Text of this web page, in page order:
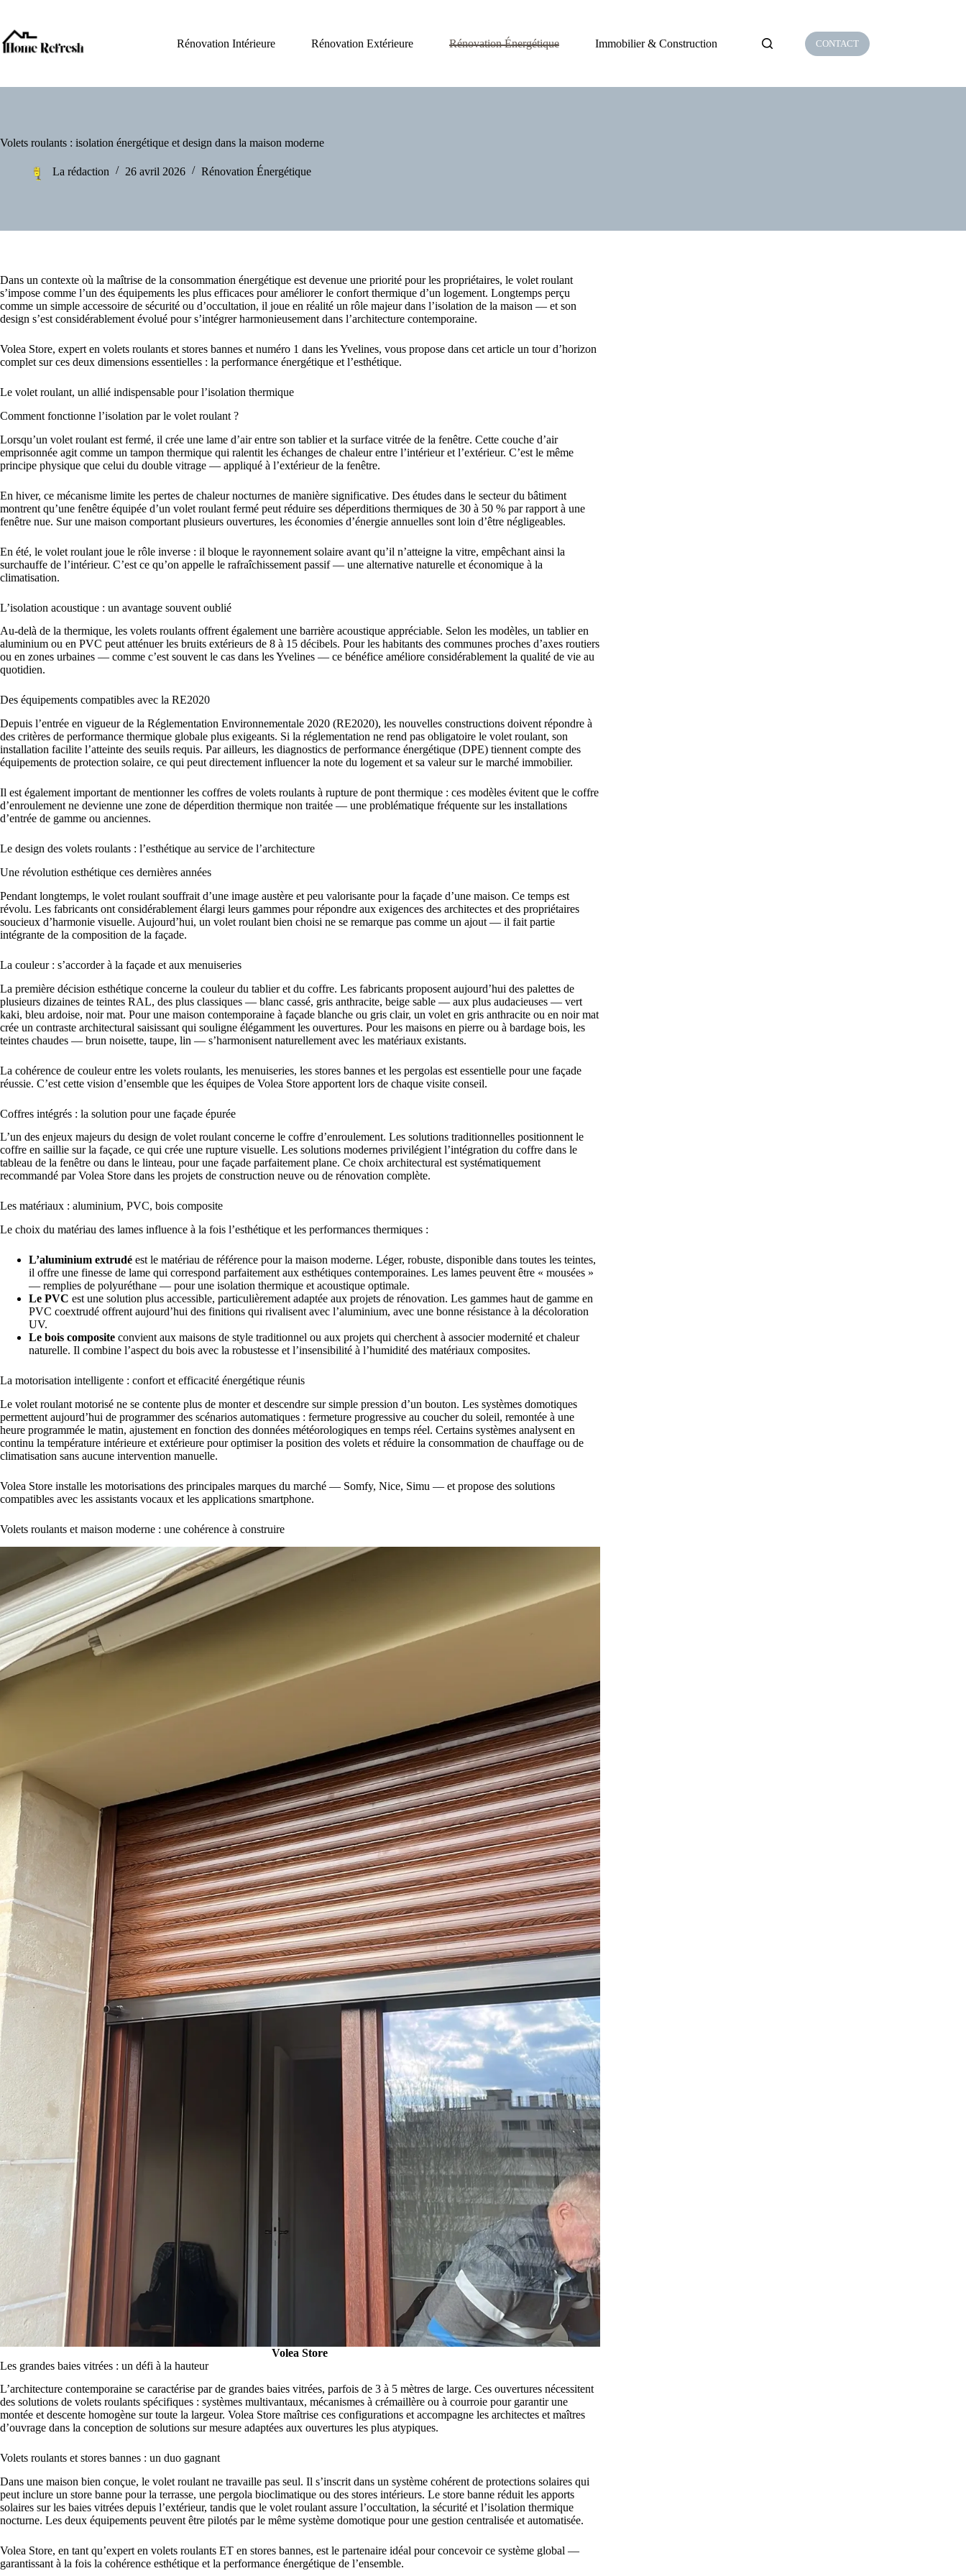
contenu
Rénovation Intérieure
Rénovation Extérieure Rénovation Énergétique Immobilier & Construction CONTACT
Volets roulants : isolation énergétique et design dans la maison moderne
La rédaction 26 avril 2026 Rénovation Énergétique
Dans un contexte où la maîtrise de la consommation énergétique est devenue une priorité pour les propriétaires, le volet roulant
s’impose comme l’un des équipements les plus efficaces pour améliorer le confort thermique d’un logement. Longtemps perçu
comme un simple accessoire de sécurité ou d’occultation, il joue en réalité un rôle majeur dans l’isolation de la maison — et son
design s’est considérablement évolué pour s’intégrer harmonieusement dans l’architecture contemporaine.
Volea Store, expert en volets roulants et stores bannes et numéro 1 dans les Yvelines, vous propose dans cet article un tour d’horizon
complet sur ces deux dimensions essentielles : la performance énergétique et l’esthétique.
Le volet roulant, un allié indispensable pour l’isolation thermique
Comment fonctionne l’isolation par le volet roulant ?
Lorsqu’un volet roulant est fermé, il crée une lame d’air entre son tablier et la surface vitrée de la fenêtre. Cette couche d’air
emprisonnée agit comme un tampon thermique qui ralentit les échanges de chaleur entre l’intérieur et l’extérieur. C’est le même
principe physique que celui du double vitrage — appliqué à l’extérieur de la fenêtre.
En hiver, ce mécanisme limite les pertes de chaleur nocturnes de manière significative. Des études dans le secteur du bâtiment
montrent qu’une fenêtre équipée d’un volet roulant fermé peut réduire ses déperditions thermiques de 30 à 50 % par rapport à une
fenêtre nue. Sur une maison comportant plusieurs ouvertures, les économies d’énergie annuelles sont loin d’être négligeables.
En été, le volet roulant joue le rôle inverse : il bloque le rayonnement solaire avant qu’il n’atteigne la vitre, empêchant ainsi la
surchauffe de l’intérieur. C’est ce qu’on appelle le rafraîchissement passif — une alternative naturelle et économique à la
climatisation.
L’isolation acoustique : un avantage souvent oublié
Au-delà de la thermique, les volets roulants offrent également une barrière acoustique appréciable. Selon les modèles, un tablier en
aluminium ou en PVC peut atténuer les bruits extérieurs de 8 à 15 décibels. Pour les habitants des communes proches d’axes routiers
ou en zones urbaines — comme c’est souvent le cas dans les Yvelines — ce bénéfice améliore considérablement la qualité de vie au
quotidien.
Des équipements compatibles avec la RE2020
Depuis l’entrée en vigueur de la Réglementation Environnementale 2020 (RE2020), les nouvelles constructions doivent répondre à
des critères de performance thermique globale plus exigeants. Si la réglementation ne rend pas obligatoire le volet roulant, son
installation facilite l’atteinte des seuils requis. Par ailleurs, les diagnostics de performance énergétique (DPE) tiennent compte des
équipements de protection solaire, ce qui peut directement influencer la note du logement et sa valeur sur le marché immobilier.
Il est également important de mentionner les coffres de volets roulants à rupture de pont thermique : ces modèles évitent que le coffre
d’enroulement ne devienne une zone de déperdition thermique non traitée — une problématique fréquente sur les installations
d’entrée de gamme ou anciennes.
Le design des volets roulants : l’esthétique au service de l’architecture
Une révolution esthétique ces dernières années
Pendant longtemps, le volet roulant souffrait d’une image austère et peu valorisante pour la façade d’une maison. Ce temps est
révolu. Les fabricants ont considérablement élargi leurs gammes pour répondre aux exigences des architectes et des propriétaires
soucieux d’harmonie visuelle. Aujourd’hui, un volet roulant bien choisi ne se remarque pas comme un ajout — il fait partie
intégrante de la composition de la façade.
La couleur : s’accorder à la façade et aux menuiseries
La première décision esthétique concerne la couleur du tablier et du coffre. Les fabricants proposent aujourd’hui des palettes de
plusieurs dizaines de teintes RAL, des plus classiques — blanc cassé, gris anthracite, beige sable — aux plus audacieuses — vert
kaki, bleu ardoise, noir mat. Pour une maison contemporaine à façade blanche ou gris clair, un volet en gris anthracite ou en noir mat
crée un contraste architectural saisissant qui souligne élégamment les ouvertures. Pour les maisons en pierre ou à bardage bois, les
teintes chaudes — brun noisette, taupe, lin — s’harmonisent naturellement avec les matériaux existants.
La cohérence de couleur entre les volets roulants, les menuiseries, les stores bannes et les pergolas est essentielle pour une façade
réussie. C’est cette vision d’ensemble que les équipes de Volea Store apportent lors de chaque visite conseil.
Coffres intégrés : la solution pour une façade épurée
L’un des enjeux majeurs du design de volet roulant concerne le coffre d’enroulement. Les solutions traditionnelles positionnent le
coffre en saillie sur la façade, ce qui crée une rupture visuelle. Les solutions modernes privilégient l’intégration du coffre dans le
tableau de la fenêtre ou dans le linteau, pour une façade parfaitement plane. Ce choix architectural est systématiquement
recommandé par Volea Store dans les projets de construction neuve ou de rénovation complète.
Les matériaux : aluminium, PVC, bois composite
Le choix du matériau des lames influence à la fois l’esthétique et les performances thermiques :
L’aluminium extrudé est le matériau de référence pour la maison moderne. Léger, robuste, disponible dans toutes les teintes,
il offre une finesse de lame qui correspond parfaitement aux esthétiques contemporaines. Les lames peuvent être « mousées »
— remplies de polyuréthane — pour une isolation thermique et acoustique optimale.
Le PVC est une solution plus accessible, particulièrement adaptée aux projets de rénovation. Les gammes haut de gamme en
PVC coextrudé offrent aujourd’hui des finitions qui rivalisent avec l’aluminium, avec une bonne résistance à la décoloration
UV.
Le bois composite convient aux maisons de style traditionnel ou aux projets qui cherchent à associer modernité et chaleur
naturelle. Il combine l’aspect du bois avec la robustesse et l’insensibilité à l’humidité des matériaux composites.
La motorisation intelligente : confort et efficacité énergétique réunis
Le volet roulant motorisé ne se contente plus de monter et descendre sur simple pression d’un bouton. Les systèmes domotiques
permettent aujourd’hui de programmer des scénarios automatiques : fermeture progressive au coucher du soleil, remontée à une
heure programmée le matin, ajustement en fonction des données météorologiques en temps réel. Certains systèmes analysent en
continu la température intérieure et extérieure pour optimiser la position des volets et réduire la consommation de chauffage ou de
climatisation sans aucune intervention manuelle.
Volea Store installe les motorisations des principales marques du marché — Somfy, Nice, Simu — et propose des solutions
compatibles avec les assistants vocaux et les applications smartphone.
Volets roulants et maison moderne : une cohérence à construire
Volea Store
Les grandes baies vitrées : un défi à la hauteur
L’architecture contemporaine se caractérise par de grandes baies vitrées, parfois de 3 à 5 mètres de large. Ces ouvertures nécessitent
des solutions de volets roulants spécifiques : systèmes multivantaux, mécanismes à crémaillère ou à courroie pour garantir une
montée et descente homogène sur toute la largeur. Volea Store maîtrise ces configurations et accompagne les architectes et maîtres
d’ouvrage dans la conception de solutions sur mesure adaptées aux ouvertures les plus atypiques.
Volets roulants et stores bannes : un duo gagnant
Dans une maison bien conçue, le volet roulant ne travaille pas seul. Il s’inscrit dans un système cohérent de protections solaires qui
peut inclure un store banne pour la terrasse, une pergola bioclimatique ou des stores intérieurs. Le store banne réduit les apports
solaires sur les baies vitrées depuis l’extérieur, tandis que le volet roulant assure l’occultation, la sécurité et l’isolation thermique
nocturne. Les deux équipements peuvent être pilotés par le même système domotique pour une gestion centralisée et automatisée.
Volea Store, en tant qu’expert en volets roulants ET en stores bannes, est le partenaire idéal pour concevoir ce système global —
garantissant à la fois la cohérence esthétique et la performance énergétique de l’ensemble.